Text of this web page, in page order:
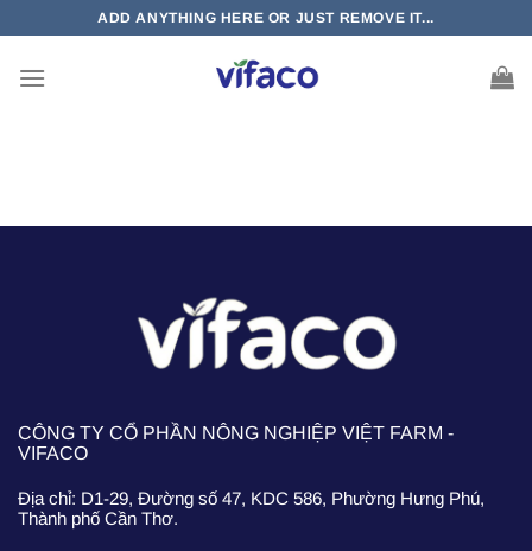
nội
ADD ANYTHING HERE OR JUST REMOVE IT...
CÔNG TY CỔ PHẦN NÔNG NGHIỆP VIỆT FARM -
VIFACO
Địa chỉ: D1-29, Đường số 47, KDC 586, Phường Hưng Phú,
Thành phố Cần Thơ.